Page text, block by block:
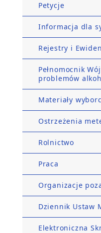
Petycje
Informacja dla
Rejestry i
Pełnomocnik
problemów
Materiały
Ostrzeżenia
Rolnictwo
Praca
Organizacje
Dziennik Ustaw
Elektroniczna